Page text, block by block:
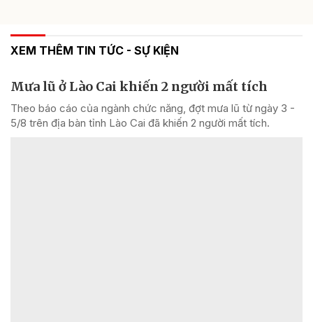
XEM THÊM TIN TỨC - SỰ KIỆN
Mưa lũ ở Lào Cai khiến 2 người mất tích
Theo báo cáo của ngành chức năng, đợt mưa lũ từ ngày 3 -
5/8 trên địa bàn tỉnh Lào Cai đã khiến 2 người mất tích.